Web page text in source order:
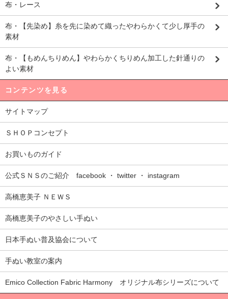
布・レース
布・【先染め】糸を先に染めて織ったやわらかくて少し厚手の
素材
布・【もめんちりめん】やわらかくちりめん加工した針通りの
よい素材
コンテンツを見る
サイトマップ
ＳＨＯＰコンセプト
お買いものガイド
公式ＳＮＳのご紹介 facebook ・ twitter ・ instagram
高橋恵美子 ＮＥＷＳ
高橋恵美子のやさしい手ぬい
日本手ぬい普及協会について
手ぬい教室の案内
Emico Collection Fabric Harmony オリジナル布シリーズについて